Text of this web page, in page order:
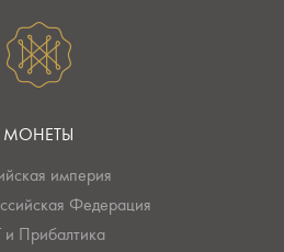
МОНЕТЫ
империя
Федерация
Прибалтика